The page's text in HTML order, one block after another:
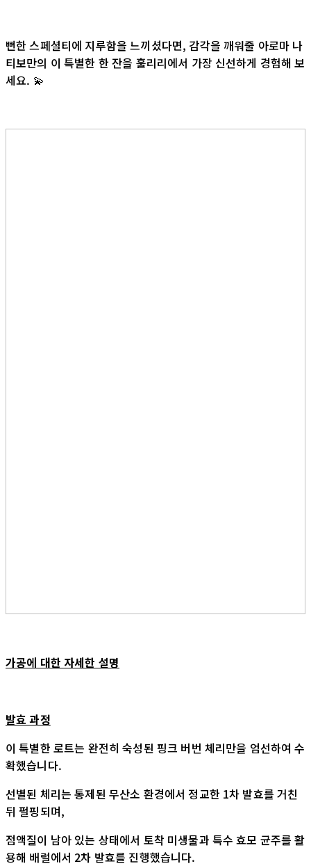
뻔한 스페셜티에 지루함을 느끼셨다면, 감각을 깨워줄 아로마 나
티보만의 이 특별한 한 잔을 훌리리에서 가장 신선하게 경험해 보
세요. 💫
가공에 대한 자세한 설명
발효 과정
이 특별한 로트는 완전히 숙성된 핑크 버번 체리만을 엄선하여 수
확했습니다.
선별된 체리는 통제된 무산소 환경에서 정교한 1차 발효를 거친
뒤 펄핑되며,
점액질이 남아 있는 상태에서 토착 미생물과 특수 효모 균주를 활
용해 배럴에서 2차 발효를 진행했습니다.